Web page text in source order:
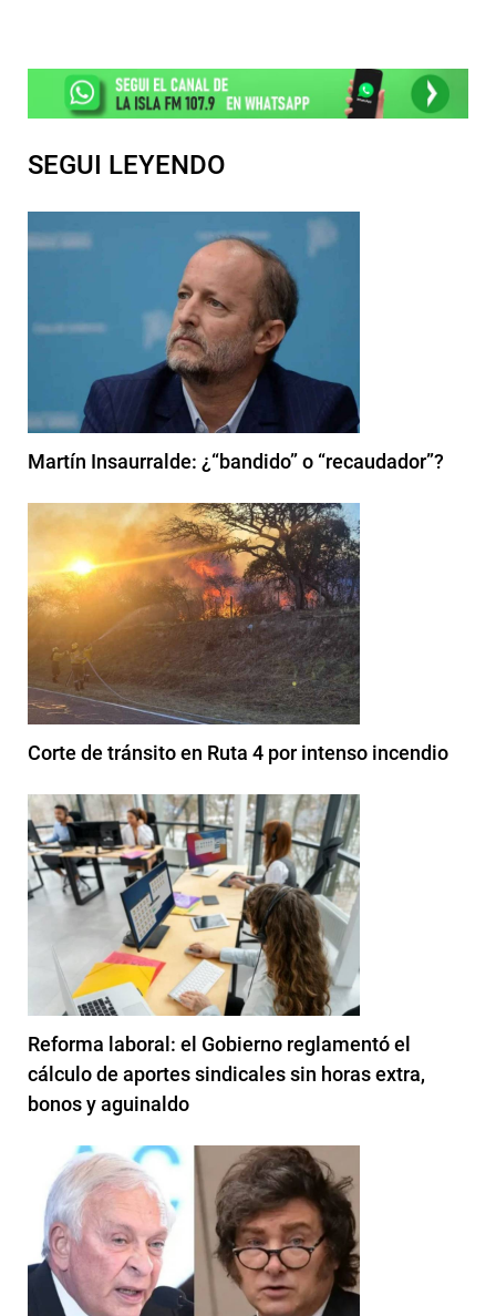
SEGUI LEYENDO
Martín Insaurralde: ¿“bandido” o “recaudador”?
Corte de tránsito en Ruta 4 por intenso incendio
Reforma laboral: el Gobierno reglamentó el
cálculo de aportes sindicales sin horas extra,
bonos y aguinaldo